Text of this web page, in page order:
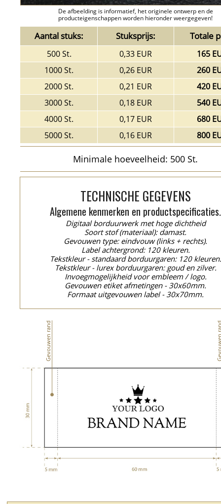
De afbeelding is informatief, het originele ontwerp en de
producteigenschappen worden hieronder weergegeven!
Aantal stuks: Stuksprijs: Totale
500 St. 0,33 EUR
165
1000 St.
0,26 EUR
260
2000 St.
0,21 EUR
420
3000 St.
0,18 EUR
540
4000 St.
0,17 EUR
680
5000 St.
0,16 EUR 800
Minimale hoeveelheid: 500 St.
TECHNISCHE GEGEVENS
Algemene kenmerken en productspecificaties.
Digitaal borduurwerk met hoge dichtheid
Soort stof (materiaal): damast.
Gevouwen type: eindvouw (links + rechts).
Label achtergrond: 120 kleuren.
Tekstkleur - standaard borduurgaren: 120 kleuren.
Tekstkleur - lurex borduurgaren: goud en zilver.
Invoegmogelijkheid voor embleem / logo.
Gevouwen etiket afmetingen - 30x60mm.
Formaat uitgevouwen label - 30x70mm.
Gevouwen rand